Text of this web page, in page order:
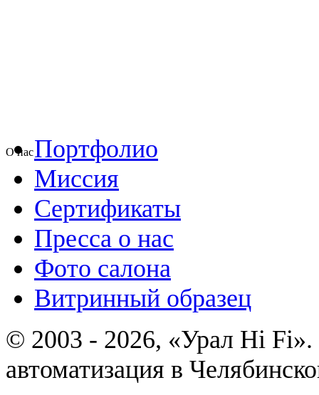
О насПортфолио
Миссия
Сертификаты
Пресса о нас
Фото салона
Витринный образец
© 2003 - 2026, «Урал Hi
автоматизация в